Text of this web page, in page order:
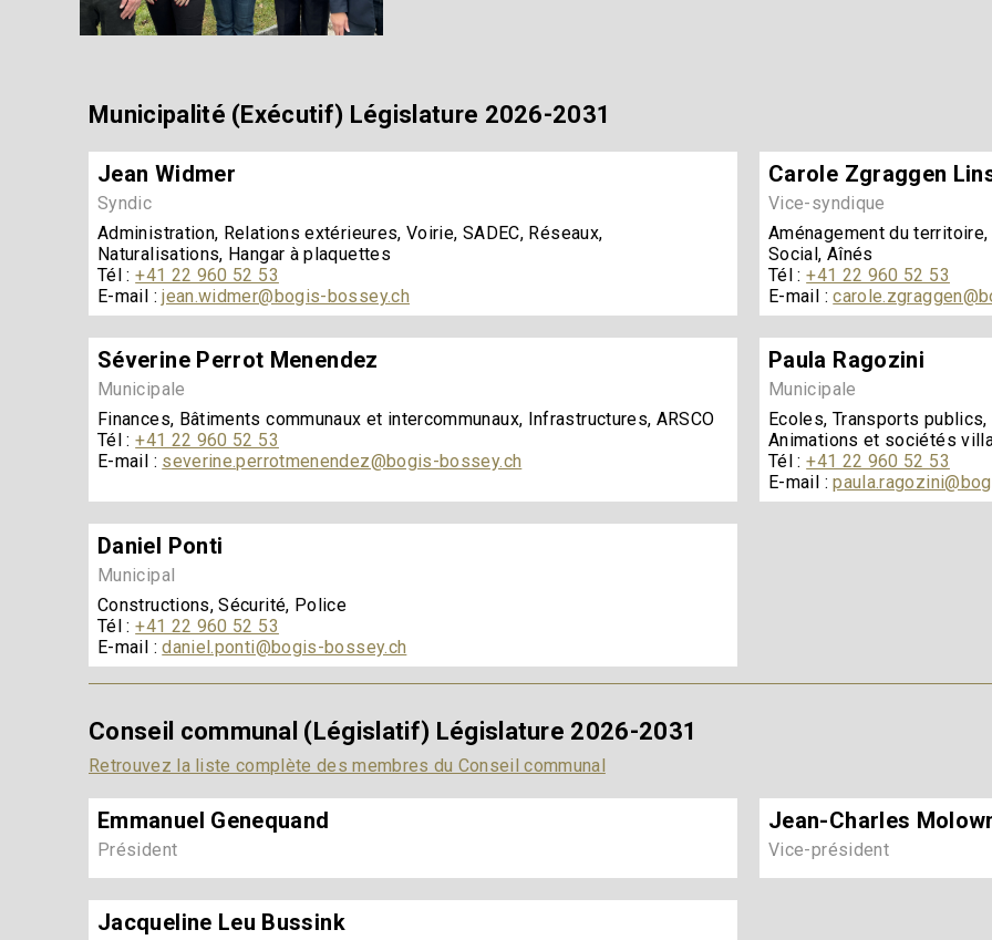
Municipalité (Exécutif) Législature 2026-2031
Jean Widmer
Syndic
Administration, Relations extérieures, Voirie, SADEC, Réseaux,
Naturalisations, Hangar à plaquettes
Tél :+41 22 960 52 53
E-mail :jean.widmer@bogis-bossey.ch
Carole Zgraggen
Vice-syndique
Aménagement du
Social, Aînés
Tél :+41 22 960 52 53
E-mail :
Séverine Perrot Menendez
Municipale
Finances, Bâtiments communaux et intercommunaux, Infrastructures, ARSCO
Tél :+41 22 960 52 53
E-mail : severine.perrotmenendez@bogis-bossey.ch
Paula Ragozini
Municipale
Ecoles, Transports
Animations et sociétés
Tél :+41 22 960 52 53
E-mail :
Daniel Ponti
Municipal
Constructions, Sécurité, Police
Tél :+41 22 960 52 53
E-mail :daniel.ponti@bogis-bossey.ch
Conseil communal (Législatif) Législature 2026-2031
Retrouvez la liste complète des membres du Conseil communal
Emmanuel Genequand
Président
Jean-Charles
Vice-président
Jacqueline Leu Bussink